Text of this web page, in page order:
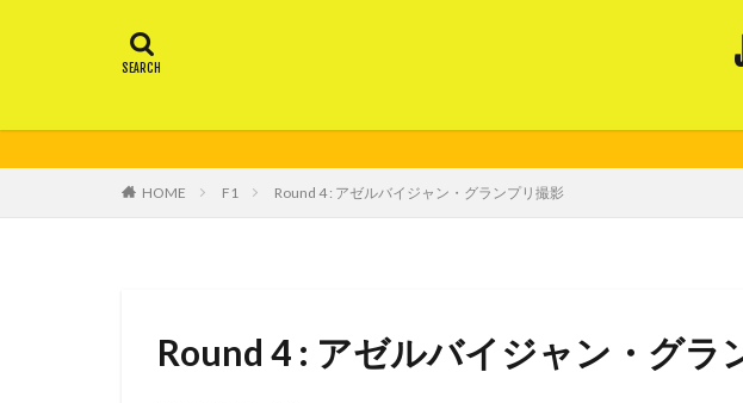
HOME F1 Round 4 : アゼルバイジャン・グランプリ撮影
Round 4 : アゼルバイジャン・グラ